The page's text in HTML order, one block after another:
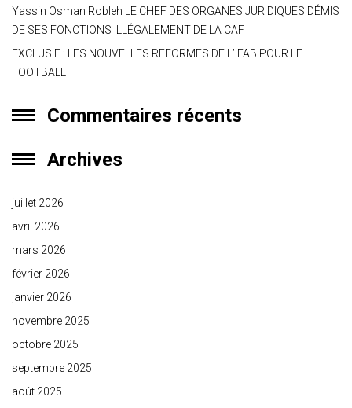
Yassin Osman Robleh LE CHEF DES ORGANES JURIDIQUES DÉMIS
DE SES FONCTIONS ILLÉGALEMENT DE LA CAF
EXCLUSIF : LES NOUVELLES REFORMES DE L’IFAB POUR LE
FOOTBALL
Commentaires récents
Archives
juillet 2026
avril 2026
mars 2026
février 2026
janvier 2026
novembre 2025
octobre 2025
septembre 2025
août 2025